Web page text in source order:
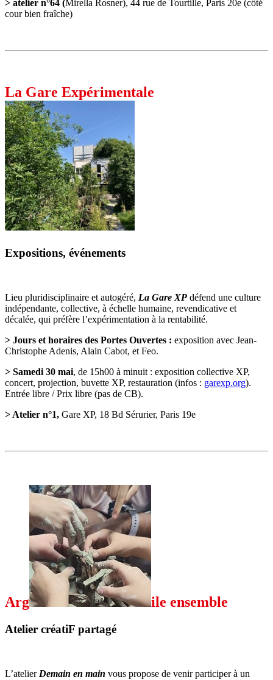
> atelier n°64 (Mirella Rosner), 44 rue de Tourtille, Paris 20e (côté
cour bien fraîche)
La Gare Expérimentale
Expositions, événements
Lieu pluridisciplinaire et autogéré, La Gare XP défend une culture
indépendante, collective, à échelle humaine, revendicative et
décalée, qui préfère l’expérimentation à la rentabilité.
> Jours et horaires des Portes Ouvertes : exposition avec Jean-
Christophe Adenis, Alain Cabot, et Feo.
> Samedi 30 mai, de 15h00 à minuit : exposition collective XP,
concert, projection, buvette XP, restauration (infos : garexp.org).
Entrée libre / Prix libre (pas de CB).
> Atelier n°1, Gare XP, 18 Bd Sérurier, Paris 19e
Arg ile ensemble
Atelier créatiF partagé
L’atelier Demain en main vous propose de venir participer à un